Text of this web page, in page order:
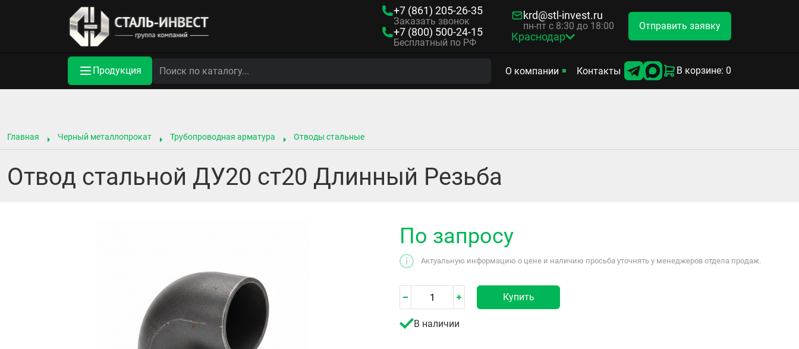
+7 (861) 205-26-35
Заказать звонок
+7 (800) 500-24-15
Бесплатный по РФ
krd@stl-invest.ru
пн-пт с 8:30 до 18:00
Краснодар
Отправить заявку
Продукция О компании Контакты В корзине: 0
Главная Черный металлопрокат Трубопроводная арматура Отводы стальные
Отвод стальной ДУ20 ст20 Длинный Резьба
По запросу
Актуальную информацию о цене и наличию просьба уточнять у менеджеров отдела продаж.
Купить
В наличии